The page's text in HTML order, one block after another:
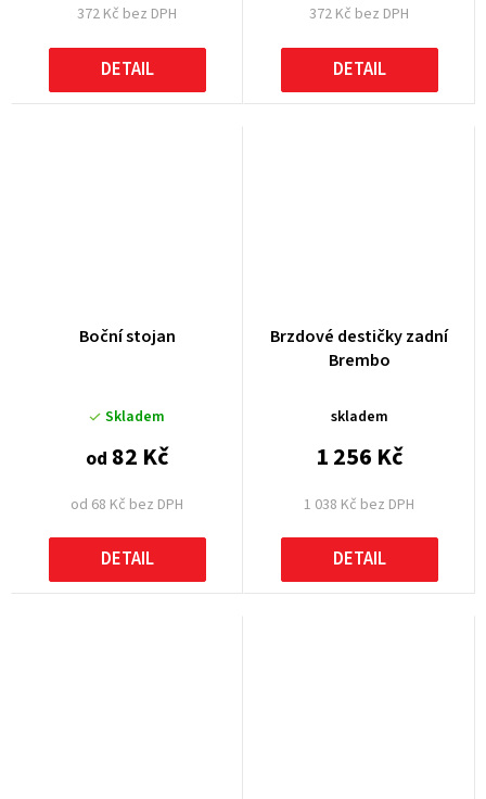
372 Kč bez DPH
DETAIL
372 Kč bez DPH
DETAIL
Boční stojan
Skladem
od 68 Kč bez DPH
od 82 Kč
DETAIL
Brzdové destičky zadní
Brembo
skladem
1 038 Kč bez DPH
1 256 Kč
DETAIL